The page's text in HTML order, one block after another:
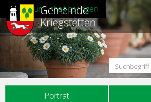
Direkt zum Inhalt springen
Hauptnavigation
Porträt
Gemeinde
Kriegstetten
Suchbegriff